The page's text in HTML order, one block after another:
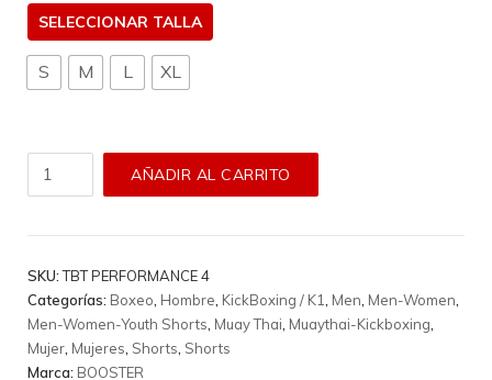
TALLA
S M L XL
Short
Tbt
4
cantidad
AÑADIR AL CARRITO
SKU:TBT PERFORMANCE 4
Categorías: Boxeo Hombre KickBoxing / K1 Men Men-Women
Men-Women-Youth Shorts Muay Thai Muaythai-Kickboxing
Mujer Mujeres Shorts Shorts
Marca: BOOSTER